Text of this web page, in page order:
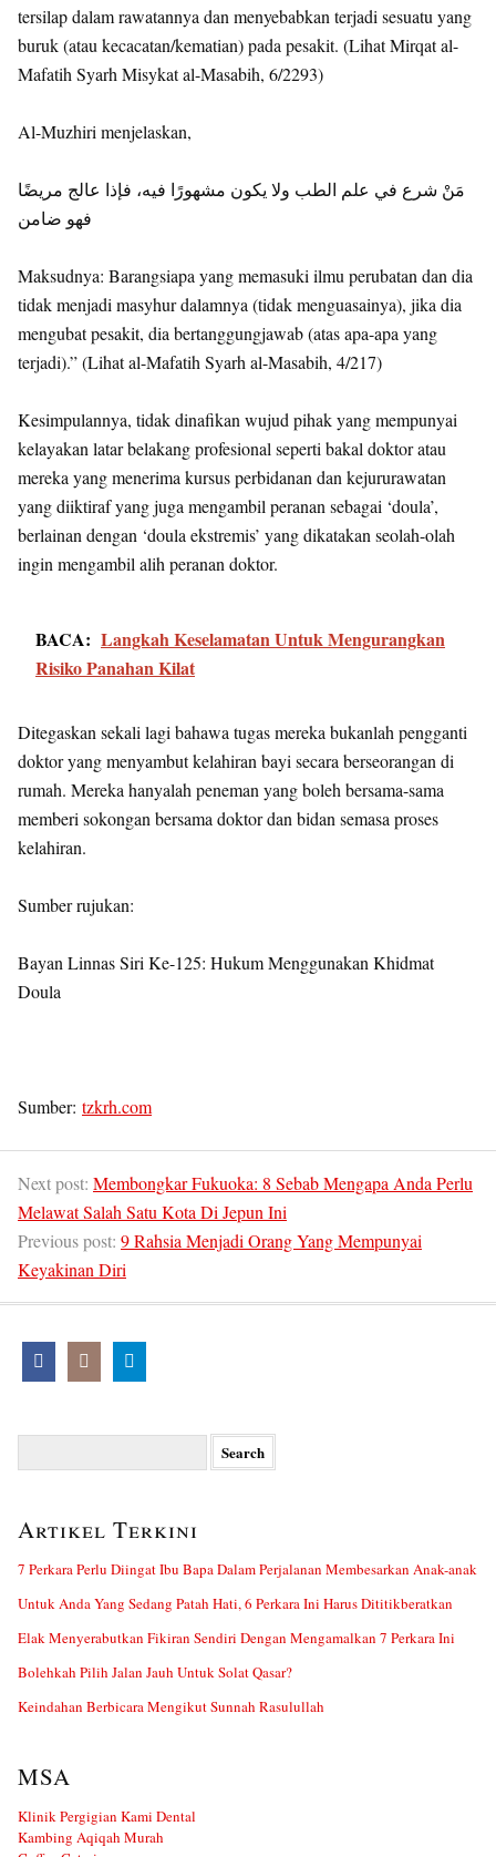
tersilap dalam rawatannya dan menyebabkan terjadi sesuatu yang
buruk (atau kecacatan/kematian) pada pesakit. (Lihat Mirqat al-
Mafatih Syarh Misykat al-Masabih, 6/2293)
Al-Muzhiri menjelaskan,
مَنْ شرع في علم الطب ولا يكون مشهورًا فيه، فإذا عالج مريضًا
فهو ضامن
Maksudnya: Barangsiapa yang memasuki ilmu perubatan dan dia
tidak menjadi masyhur dalamnya (tidak menguasainya), jika dia
mengubat pesakit, dia bertanggungjawab (atas apa-apa yang
terjadi).” (Lihat al-Mafatih Syarh al-Masabih, 4/217)
Kesimpulannya, tidak dinafikan wujud pihak yang mempunyai
kelayakan latar belakang profesional seperti bakal doktor atau
mereka yang menerima kursus perbidanan dan kejururawatan
yang diiktiraf yang juga mengambil peranan sebagai ‘doula’,
berlainan dengan ‘doula ekstremis’ yang dikatakan seolah-olah
ingin mengambil alih peranan doktor.
BACA: Langkah Keselamatan Untuk Mengurangkan
Risiko Panahan Kilat
Ditegaskan sekali lagi bahawa tugas mereka bukanlah pengganti
doktor yang menyambut kelahiran bayi secara berseorangan di
rumah. Mereka hanyalah peneman yang boleh bersama-sama
memberi sokongan bersama doktor dan bidan semasa proses
kelahiran.
Sumber rujukan:
Bayan Linnas Siri Ke-125: Hukum Menggunakan Khidmat
Doula
Sumber: tzkrh.com
Next post: Membongkar Fukuoka: 8 Sebab Mengapa Anda Perlu
Melawat Salah Satu Kota Di Jepun Ini
Previous post: 9 Rahsia Menjadi Orang Yang Mempunyai
Keyakinan Diri
Artikel Terkini
7 Perkara Perlu Diingat Ibu Bapa Dalam Perjalanan Membesarkan Anak-anak
Untuk Anda Yang Sedang Patah Hati, 6 Perkara Ini Harus Dititikberatkan
Elak Menyerabutkan Fikiran Sendiri Dengan Mengamalkan 7 Perkara Ini
Bolehkah Pilih Jalan Jauh Untuk Solat Qasar?
Keindahan Berbicara Mengikut Sunnah Rasulullah
MSA
Klinik Pergigian Kami Dental
Kambing Aqiqah Murah